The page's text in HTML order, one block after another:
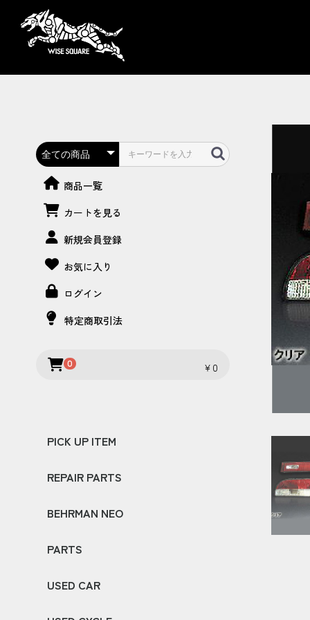
商品一覧
カートを見る
新規会員登録
お気に入り
ログイン
特定商取引法
0 ￥0
PICK UP ITEM
REPAIR PARTS
HEADLIGHT UNIT
HEADLIGHT HOUSING
INNER COVER
REPAIR LENS KIT
BEHRMAN NEO
TOYOTA
NISSAN
HONDA
MAZDA
SUBARU
PARTS
LIGHT WEIGHT PARTS
LAMP
OTHER PARTS
AERO PARTS
REPAIR PARTS
USED CAR